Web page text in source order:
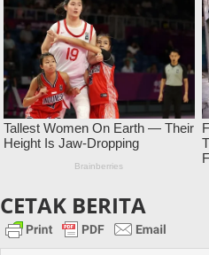
CETAK BERITA